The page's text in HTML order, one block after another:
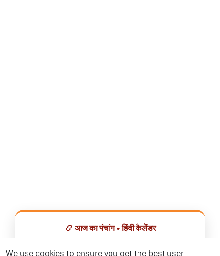
📿 आज का पंचांग • हिंदी कैलेंडर
We use cookies to ensure you get the best user